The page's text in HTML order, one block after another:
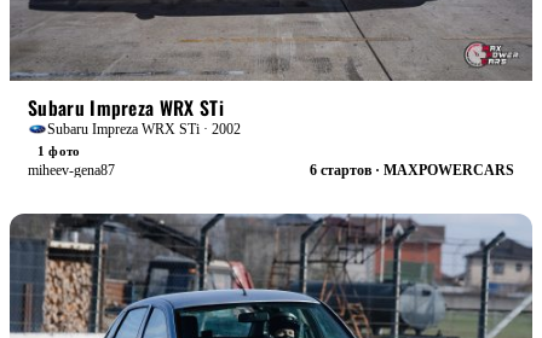
Subaru Impreza WRX STi
Subaru Impreza WRX STi · 2002
1 фото
miheev-gena87
6 стартов · MAXPOWERCARS